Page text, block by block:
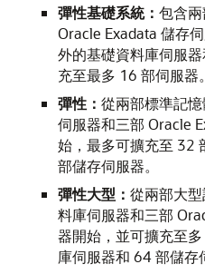
彈性基礎系統： 包含
Oracle Exadata 儲存
外的基礎資料庫伺服
充至最多 16 部伺服器。
彈性： 從兩部標準記
伺服器和三部 Oracle
始，最多可擴充至 32
部儲存伺服器。
彈性大型： 從兩部大
料庫伺服器和三部
器開始，並可擴充至
庫伺服器和 64 部儲存